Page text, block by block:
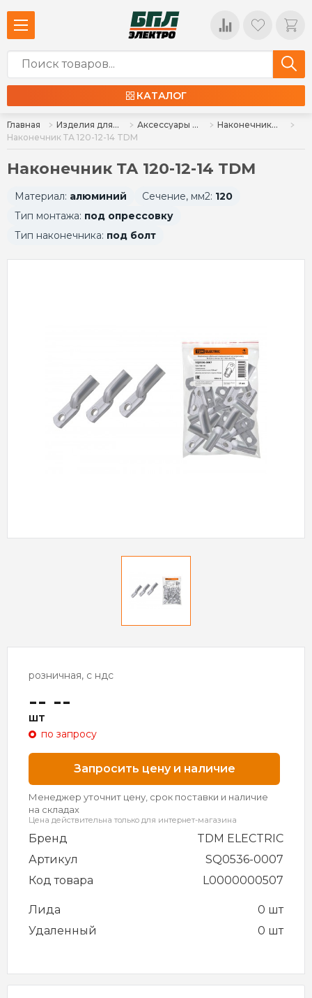
КАТАЛОГ
Главная Изделия для монтажа Аксессуары для монтажа
Наконечники силовые
Наконечник ТА 120-12-14 TDM
Наконечник ТА 120-12-14 TDM
Материал: алюминий Сечение, мм2: 120
Тип монтажа: под опрессовку
Тип наконечника: под болт
розничная, с ндс
-- --
шт
по запросу
Запросить цену и наличие
Менеджер уточнит цену, срок поставки и наличие
на складах
Цена действительна только для интернет-магазина
Бренд
TDM ELECTRIC
Артикул
SQ0536-0007
Код товара
L0000000507
Лида
0 шт
Удаленный
0 шт